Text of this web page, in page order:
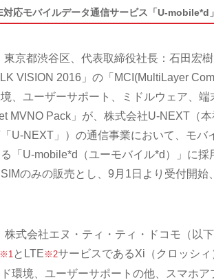
応モバイルデータ通信サービス「U-mobile*d
京都渋谷区、代表取締役社長：石田宏
VISION 2016」の「MCI(MultiLayer
、ユーザーサポート、ミドルウェア、端
MVNO Pack」が、株式会社U-NEXT（
U-NEXT」）の通信事業において、モバ
「U-mobile*d（ユーモバイル*d）」に採
のみの販売とし、9月1日より受付開始
株式会社エヌ・ティ・ティ・ドコモ（以
※1 とLTE ※2サービスであるXi（クロッシ
環境、ユーザーサポートの他、スマホ